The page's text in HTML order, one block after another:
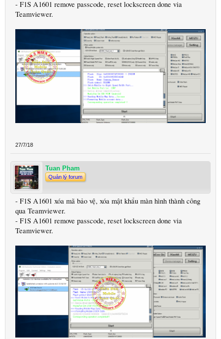
- F1S A1601 remove passcode, reset lockscreen done via
Teamviewer.
27/7/18
Tuan Pham
Quản lý forum
- F1S A1601 xóa mã bảo vệ, xóa mật khẩu màn hình thành công
qua Teamviewer.
- F1S A1601 remove passcode, reset lockscreen done via
Teamviewer.